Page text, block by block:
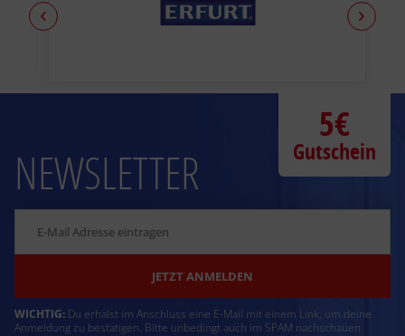
NEWSLETTER
JETZT ANMELDEN
WICHTIG: Du erhälst im Anschluss eine E-Mail mit einem Link, um deine
Anmeldung zu bestätigen. Bitte unbedingt auch im SPAM nachschauen
5€
Gutschein